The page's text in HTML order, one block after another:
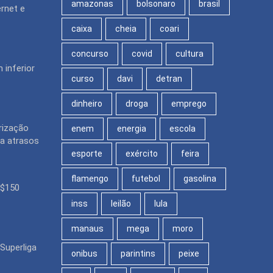
e
inferior
atrasos
amazonas bolsonaro brasil
caixa cheia coari
concurso covid cultura
curso davi detran
dinheiro droga emprego
enem energia escola
esporte exército feira
flamengo futebol gasolina
inss leilão lula
manaus mega moro
onibus parintins peixe